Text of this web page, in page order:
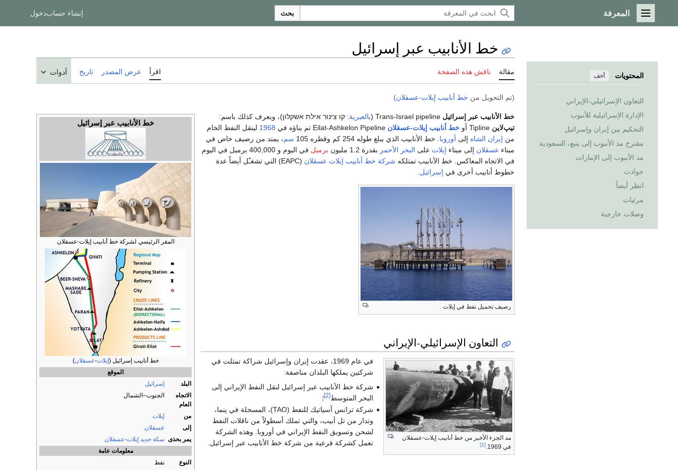
القائمة الرئيسية
المعرفة بحث إنشاء حسابدخول
المحتويات أخف
التعاون الإسرائيلي-الإيراني
الإدارة الإسرائيلية للأنبوب
التحكيم بين إيران وإسرائيل
مقترح مد الأنبوب إلى ينبع، السعودية
مد الأنبوب إلى الإمارات
حوادث
انظر أيضاً
مرئيات
وصلات خارجية
خط الأنابيب عبر إسرائيل
مقالة ناقش هذه الصفحة اقرأ عرض المصدر تاريخ أدوات
(تم التحويل من خط أنابيب إيلات-عسقلان)
خط الأنابيب عبر إسرائيل
المقر الرئيسي لشركة خط أنابيب إيلات-عسقلان
خط أنابيب إسرائيل ( إيلات-عسقلان)
الموقع
البلد
إسرائيل
الاتجاه
العام
الجنوب–الشمال
من
إيلات
إلى
عسقلان
يمر بحذى سكة حديد إيلات-عسقلان
معلومات عامة
النوع
نفط
خط الأنابيب عبر إسرائيل بالعبرية: קו צינור אילת אשקלון)، ويعرف كذلك باسم:
تيپ‌لاين
خط أنابيب إيلات-عسقلان 1968 لينقل النفط الخام
من إيران الشاه إلى أوروبا . خط الأنابيب الذي يبلغ طوله 254 كم وقطره 105 سم، يمتد من رصيف خاص في
ميناء عسقلان إلى ميناء إيلات على البحر الأحمر بقدرة 1.2 مليون برميل
في اليوم و 400,000 برميل في اليوم
في الاتجاه المعاكس. خط الأنابيب تمتلكه شركة خط أنابيب إيلات عسقلان
(EAPC) التي تشغـّل أيضاً عدة
خطوط أنابيب أخرى في إسرائيل
رصيف تحميل نفط في إيلات
التعاون الإسرائيلي-الإيراني
مد الجزء الأخير من خط أنابيب إيلات-عسقلان
في 1969.
[1]
في عام 1969، عقدت إيران وإسرائيل شراكة تمثلت في
شركتين يملكها البلدان مناصفة:
شركة خط الأنابيب عبر إسرائيل لنقل النفط الإيراني إلى
البحر المتوسط[2]
؛
شركة ترانس آسياتيك للنفط (TAO)، المسجلة في پنما،
وتدار من تل أبيب، والتي تملك أسطولاً من ناقلات النفط
لشحن وتسويق النفط الإيراني في أوروبا. وهذه الشركة
تعمل كشركة فرعية من شركة خط الأنابيب عبر إسرائيل.